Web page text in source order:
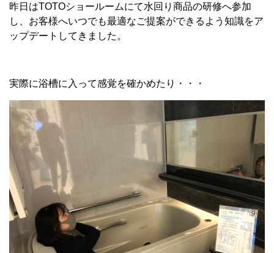
昨日はTOTOショールームにて水回り商品の研修へ参加
し、お客様へいつでも最適なご提案ができるよう知識をア
ップデートしてきました。
実際に浴槽に入って感覚を確かめたり・・・